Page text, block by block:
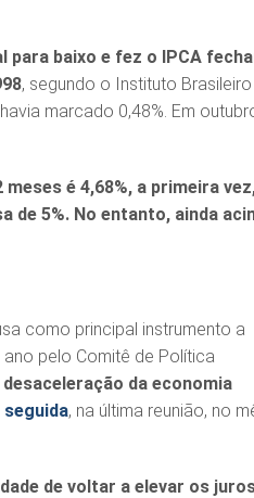
para baixo e fez o IPCA
, segundo o Instituto
marcado 0,48%. Em
é 4,68%, a primeira
de 5%. No entanto, ainda
como principal instrumento a
pelo Comitê de Política
da economia
, na última reunião, no
de voltar a elevar os